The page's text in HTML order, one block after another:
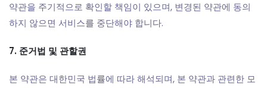
약관을 주기적으로 확인할 책임이 있으며, 변경된 약관에 동의
하지 않으면 서비스를 중단해야 합니다.
7. 준거법 및 관할권
본 약관은 대한민국 법률에 따라 해석되며, 본 약관과 관련한 모